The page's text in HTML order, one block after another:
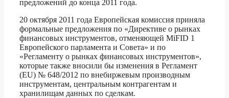
предложений до конца 2011 года.
20 октября 2011 года Европейская комиссия приняла
формальные предложения по «Директиве о рынках
финансовых инструментов, отменяющей MiFID 1
Европейского парламента и Совета» и по
«Регламенту о рынках финансовых инструментов»,
которые также вносили бы изменения в Регламент
(EU) № 648/2012 по внебиржевым производным
инструментам, центральным контрагентам и
хранилищам данных по сделкам.